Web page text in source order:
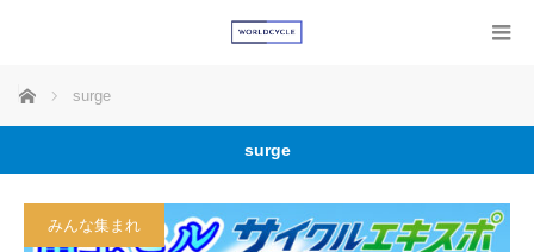
ホーム surge
surge
みんな集まれ